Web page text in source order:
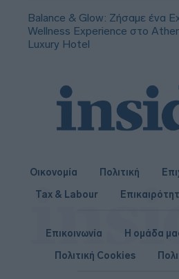
Balance & Glow: Ζήσαμε ένα
Wellness Experience στο
Luxury Hotel
Οικονομία Πολιτική
Tax & Labour
Επικοινωνία Η ομάδα
Πολιτική Cookies